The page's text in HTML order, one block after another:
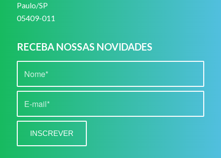
Paulo/SP
05409-011
RECEBA NOSSAS NOVIDADES